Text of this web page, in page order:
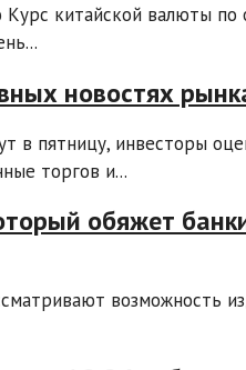
китайской валюты
новостях
в пятницу, инвесторы
торгов и...
обяжет
возможность